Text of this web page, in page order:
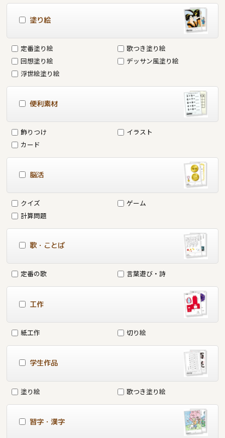
塗り絵
定番塗り絵
歌つき塗り絵
回想塗り絵
デッサン風塗り絵
浮世絵塗り絵
便利素材
飾りつけ
イラスト
カード
脳活
クイズ
ゲーム
計算問題
歌・ことば
定番の歌 言葉遊び・詩
工作
紙工作 切り絵
学生作品
塗り絵 歌つき塗り絵
習字・漢字